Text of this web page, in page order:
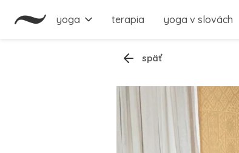
yoga terapia yoga v slovách
späť